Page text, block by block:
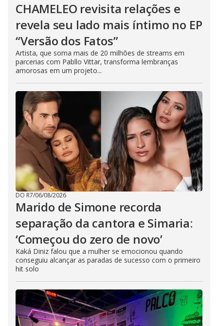
CHAMELEO revisita relações e
revela seu lado mais íntimo no EP
“Versão dos Fatos”
Artista, que soma mais de 20 milhões de streams em
parcerias com Pabllo Vittar, transforma lembranças
amorosas em um projeto...
DO R7/06/08/2026
Marido de Simone recorda
separação da cantora e Simaria:
‘Começou do zero de novo’
Kaká Diniz falou que a mulher se emocionou quando
conseguiu alcançar as paradas de sucesso com o primeiro
hit solo